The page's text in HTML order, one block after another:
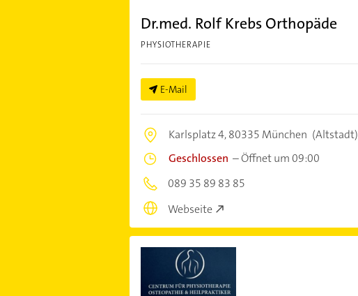
Dr.med. Rolf Krebs Orthopäde
PHYSIOTHERAPIE
E-Mail
Karlsplatz 4,80335 München (Altstadt)
Geschlossen –Öffnet um 09:00
089 35 89 83 85
Webseite